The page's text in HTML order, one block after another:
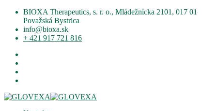
BIOXA Therapeutics, s. r. o., Mládežnícka 2101, 017 01
Považská Bystrica
info@bioxa.sk
+ 421 917 721 816